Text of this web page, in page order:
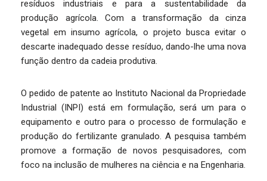
resíduos industriais e para a sustentabilidade da
produção agrícola. Com a transformação da cinza
vegetal em insumo agrícola, o projeto busca evitar o
descarte inadequado desse resíduo, dando-lhe uma nova
função dentro da cadeia produtiva.
O pedido de patente ao Instituto Nacional da Propriedade
Industrial (INPI) está em formulação, será um para o
equipamento e outro para o processo de formulação e
produção do fertilizante granulado. A pesquisa também
promove a formação de novos pesquisadores, com
foco na inclusão de mulheres na ciência e na Engenharia.